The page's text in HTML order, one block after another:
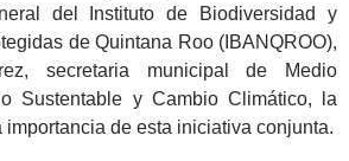
del Instituto de Biodiversidad y
de Quintana Roo (IBANQROO),
secretaria municipal de Medio
Sustentable y Cambio Climático, la
de esta iniciativa conjunta.